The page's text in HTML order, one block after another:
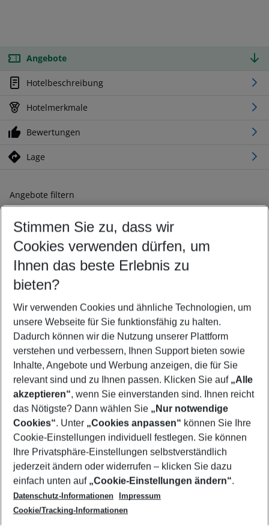
Angebote
Hotelbeschreibung
Hotelmerkmale
Bewertungen
Lage
Angebote filtern
Ändern Sie Ihre Kriterien nach Ihren Wünschen
Abflughafen wählen
Beliebiger Abflughafen
Reisezeitraum wählen
11.08.26– 09.08.27 5-8 Nächte
2 Erwachsene Keine Kinder
Mehr Filter anzeigen
Footer
Footer navigation
Über uns
AGB
Cookie-Einstellungen ändern
Cookie-Richtlinie
Datenschutz
Service & Hilfe
Barrierefreies Reisen
Check-in
Folgen Sie uns
Stimmen Sie zu, dass wir
Cookies verwenden dürfen, um
Ihnen das beste Erlebnis zu
bieten?
Wir verwenden Cookies und ähnliche Technologien, um
unsere Webseite für Sie funktionsfähig zu halten.
Dadurch können wir die Nutzung unserer Plattform
verstehen und verbessern, Ihnen Support bieten sowie
Inhalte, Angebote und Werbung anzeigen, die für Sie
relevant sind und zu Ihnen passen. Klicken Sie auf „Alle
akzeptieren“, wenn Sie einverstanden sind. Ihnen reicht
das Nötigste? Dann wählen Sie „Nur notwendige
Cookies“. Unter „Cookies anpassen“ können Sie Ihre
Cookie-Einstellungen individuell festlegen. Sie können
Ihre Privatsphäre-Einstellungen selbstverständlich
jederzeit ändern oder widerrufen – klicken Sie dazu
einfach unten auf „Cookie-Einstellungen ändern“.
Datenschutz-Informationen
Impressum
Cookie/Tracking-Informationen